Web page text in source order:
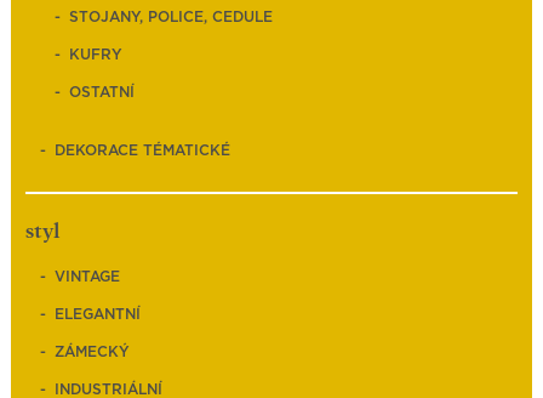
STOJANY, POLICE, CEDULE
KUFRY
OSTATNÍ
DEKORACE TÉMATICKÉ
styl
VINTAGE
ELEGANTNÍ
ZÁMECKÝ
INDUSTRIÁLNÍ